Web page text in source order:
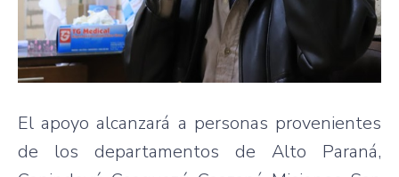
El apoyo alcanzará a personas provenientes
de los departamentos de Alto Paraná,